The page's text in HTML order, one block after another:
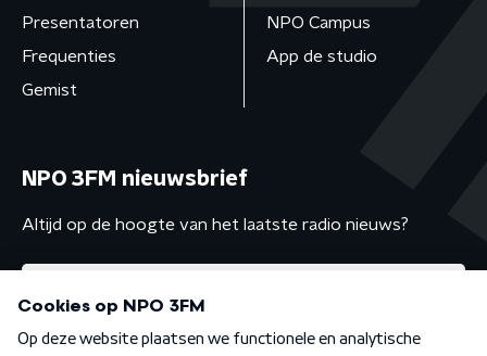
Presentatoren
Frequenties
Gemist
NPO Campus
App de studio
NPO 3FM nieuwsbrief
Altijd op de hoogte van het laatste radio nieuws?